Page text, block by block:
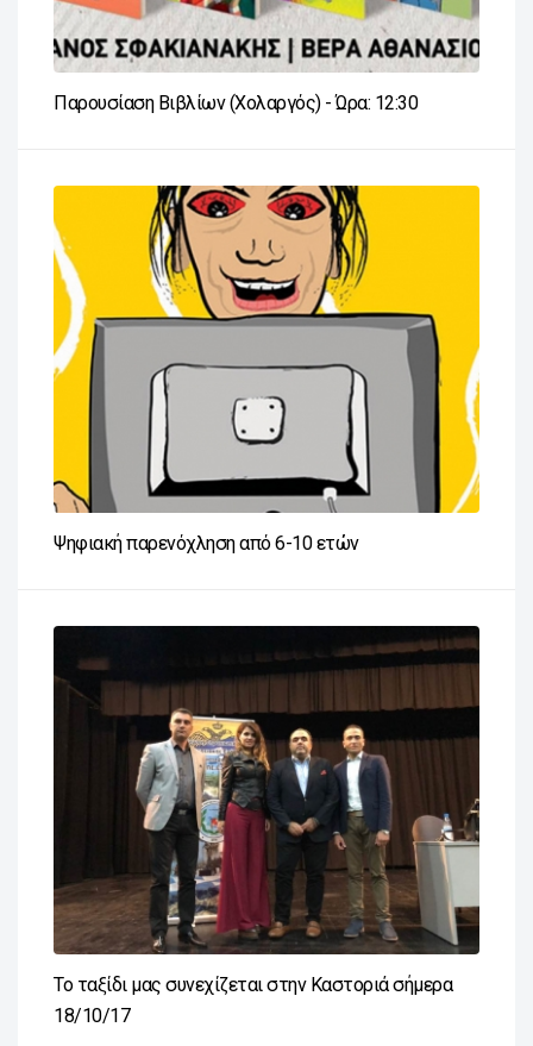
Παρουσίαση Βιβλίων (Χολαργός) - Ώρα: 12:30
Ψηφιακή παρενόχληση από 6-10 ετών
Το ταξίδι μας συνεχίζεται στην Καστοριά σήμερα
18/10/17